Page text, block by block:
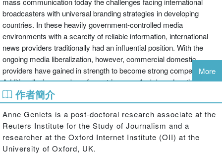
broadcasters with universal branding strategies in developing
countries. In these heavily government-controlled media
environments with a scarcity of reliable information, international
news providers traditionally had an influential position. With the
ongoing media liberalization, however, commercial domestic
providers have gained in strength to become strong competitors.
Additionally, in a number of countries, pan-Arab broadcasting
enterprises have widened their reach, contributing to the growing
competition for traditional international providers such as the BBC
or France 24.
This book employs a global perspective to explore the subject
across the whole population and different media platforms in select
More
作者簡介
Anne Geniets is a post-doctoral research associate at the
Reuters Institute for the Study of Journalism and a
researcher at the Oxford Internet Institute (OII) at the
University of Oxford, UK.